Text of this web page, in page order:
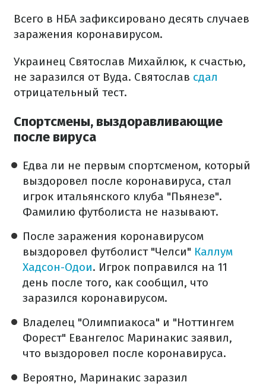
Всего в НБА зафиксировано десять случаев
заражения коронавирусом.
Украинец Святослав Михайлюк, к счастью,
не заразился от Вуда. Святослав сдал
отрицательный тест.
Спортсмены, выздоравливающие
после вируса
Едва ли не первым спортсменом, который
выздоровел после коронавируса, стал
игрок итальянского клуба "Пьянезе".
Фамилию футболиста не называют.
После заражения коронавирусом
выздоровел футболист "Челси" Каллум
Хадсон-Одои. Игрок поправился на 11
день после того, как сообщил, что
заразился коронавирусом.
Владелец "Олимпиакоса" и "Ноттингем
Форест" Евангелос Маринакис заявил,
что выздоровел после коронавируса.
Вероятно, Маринакис заразил